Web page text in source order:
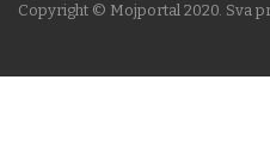
Copyright © Mojportal 2020. Sva